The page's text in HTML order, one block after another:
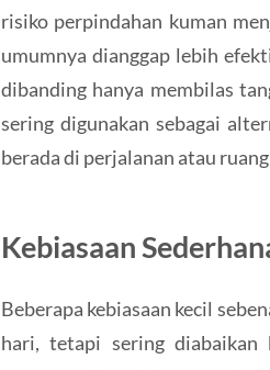
risiko perpindahan kuman
umumnya dianggap lebih
dibanding hanya membilas
sering digunakan sebagai
berada di perjalanan atau
Kebiasaan
Beberapa kebiasaan kecil
hari, tetapi sering diabaikan